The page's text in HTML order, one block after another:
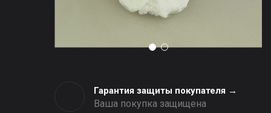
Гарантия защиты покупателя →
Ваша покупка защищена